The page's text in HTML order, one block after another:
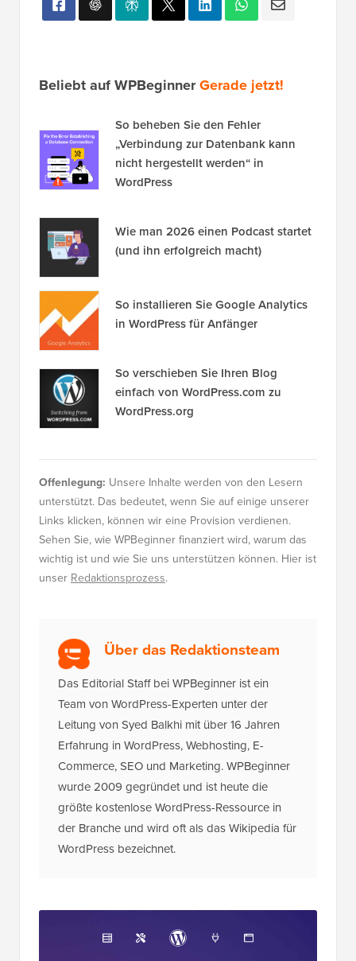
Beliebt auf WPBeginnerGerade jetzt!
So beheben Sie den Fehler
„Verbindung zur Datenbank kann
nicht hergestellt werden“ in
WordPress
Wie man 2026 einen Podcast startet
(und ihn erfolgreich macht)
So installieren Sie Google Analytics
in WordPress für Anfänger
So verschieben Sie Ihren Blog
einfach von WordPress.com zu
WordPress.org
Offenlegung: Unsere Inhalte werden von den Lesern
unterstützt. Das bedeutet, wenn Sie auf einige unserer
Links klicken, können wir eine Provision verdienen.
Sehen Sie, wie WPBeginner finanziert wird, warum das
wichtig ist und wie Sie uns unterstützen können. Hier ist
unser Redaktionsprozess.
Über das Redaktionsteam
Das Editorial Staff bei WPBeginner ist ein
Team von WordPress-Experten unter der
Leitung von Syed Balkhi mit über 16 Jahren
Erfahrung in WordPress, Webhosting, E-
Commerce, SEO und Marketing. WPBeginner
wurde 2009 gegründet und ist heute die
größte kostenlose WordPress-Ressource in
der Branche und wird oft als das Wikipedia für
WordPress bezeichnet.